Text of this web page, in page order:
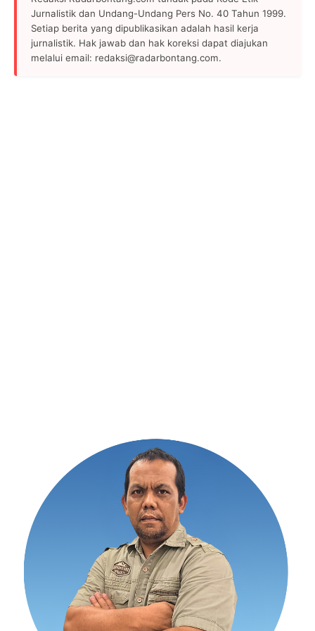
Jurnalistik dan Undang-Undang Pers No. 40 Tahun 1999.
Setiap berita yang dipublikasikan adalah hasil kerja
jurnalistik. Hak jawab dan hak koreksi dapat diajukan
melalui email: redaksi@radarbontang.com.